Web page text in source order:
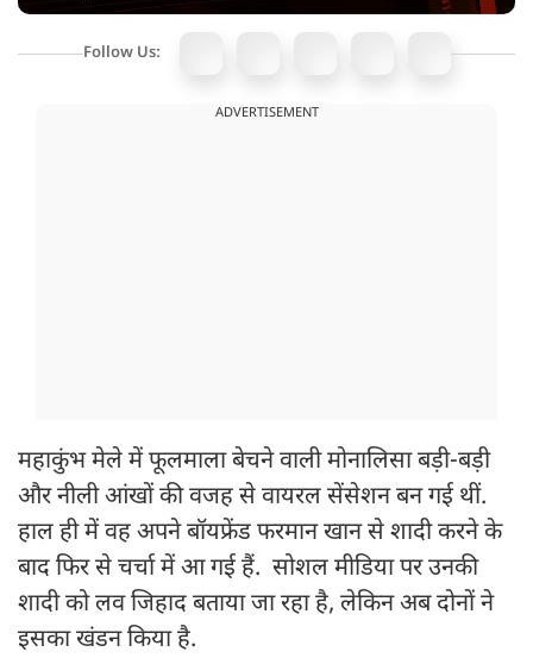
Follow Us:
ADVERTISEMENT
महाकुंभ मेले में फूलमाला बेचने वाली मोनालिसा बड़ी-बड़ी
और नीली आंखों की वजह से वायरल सेंसेशन बन गई थीं.
हाल ही में वह अपने बॉयफ्रेंड फरमान खान से शादी करने के
बाद फिर से चर्चा में आ गई हैं. सोशल मीडिया पर उनकी
शादी को लव जिहाद बताया जा रहा है, लेकिन अब दोनों ने
इसका खंडन किया है.